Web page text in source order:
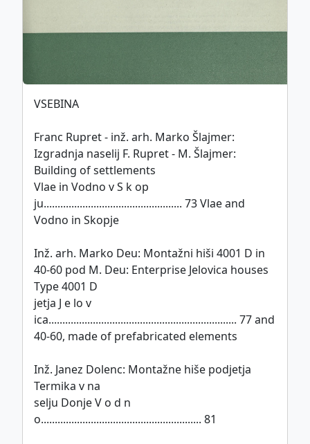
international license.
Politika piškotkov
©ZDGITS
VSEBINA
Franc Rupret - inž. arh. Marko Šlajmer:
Izgradnja naselij F. Rupret - M. Šlajmer:
Building of settlements
Vlae in Vodno v S k op
ju.................................................. 73 Vlae and
Vodno in Skopje
Inž. arh. Marko Deu: Montažni hiši 4001 D in
40-60 pod­ M. Deu: Enterprise Jelovica houses
Type 4001 D
jetja J e lo v
ica.................................................................... 77 and
40-60, made of prefabricated elements
Inž. Janez Dolenc: Montažne hiše podjetja
Termika v na­
selju Donje V o d n
o.......................................................... 81